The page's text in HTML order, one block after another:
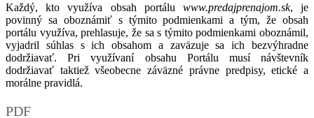
Každý, kto využíva obsah portálu www.predajprenajom.sk, je
povinný sa oboznámiť s týmito podmienkami a tým, že obsah
portálu využíva, prehlasuje, že sa s týmito podmienkami oboznámil,
vyjadril súhlas s ich obsahom a zaväzuje sa ich bezvýhradne
dodržiavať. Pri využívaní obsahu Portálu musí návštevník
dodržiavať taktiež všeobecne záväzné právne predpisy, etické a
morálne pravidlá.
PDF